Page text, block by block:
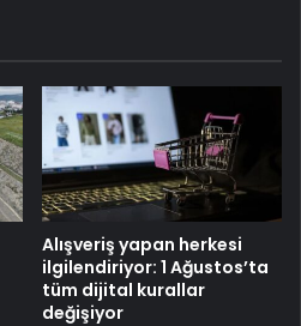
Alışveriş yapan herkesi
ilgilendiriyor: 1 Ağustos’ta
tüm dijital kurallar
değişiyor